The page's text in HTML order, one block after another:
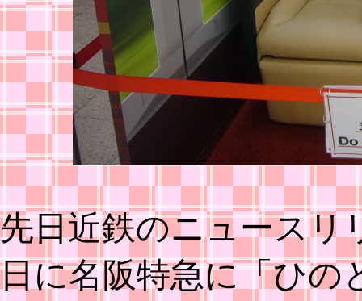
先日近鉄のニュースリ
日に名阪特急に「ひの